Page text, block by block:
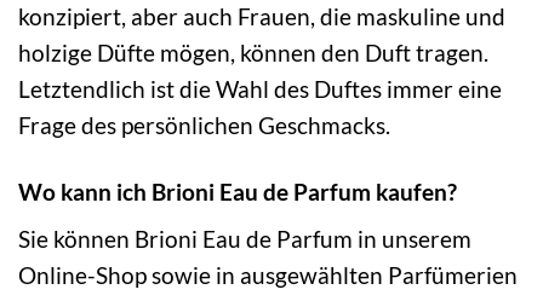
konzipiert, aber auch Frauen, die maskuline und
holzige Düfte mögen, können den Duft tragen.
Letztendlich ist die Wahl des Duftes immer eine
Frage des persönlichen Geschmacks.
Wo kann ich Brioni Eau de Parfum kaufen?
Sie können Brioni Eau de Parfum in unserem
Online-Shop sowie in ausgewählten Parfümerien